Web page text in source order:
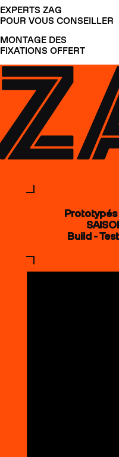
EXPERTS ZAG
POUR VOUS CONSEILLER
MONTAGE DES
FIXATIONS OFFERT
Prototypés
Build -